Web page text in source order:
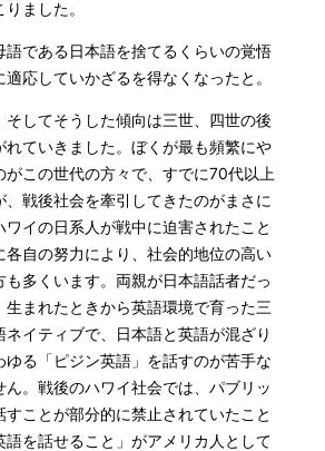
ました。
語である日本語を捨てるくらいの覚悟
応していかざるを得なくなったと。
そしてそうした傾向は三世、四世の後
れていきました。ぼくが最も頻繁にや
がこの世代の方々で、すでに70代以上
戦後社会を牽引してきたのがまさに
イの日系人が戦中に迫害されたこと
各自の努力により、社会的地位の高い
多くいます。両親が日本語話者だっ
生まれたときから英語環境で育った三
イティブで、日本語と英語が混ざり
ゆる「ピジン英語」を話すのが苦手な
。戦後のハワイ社会では、パブリッ
すことが部分的に禁止されていたこと
語を話せること」がアメリカ人として